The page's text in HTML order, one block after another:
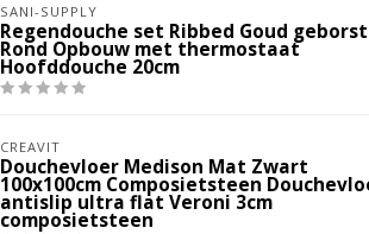
SANI-SUPPLY
Regendouche set Ribbed Goud
Rond Opbouw met thermostaat
Hoofddouche 20cm
CREAVIT
Douchevloer Medison Mat Zwart
100x100cm Composietsteen
antislip ultra flat Veroni 3cm
composietsteen